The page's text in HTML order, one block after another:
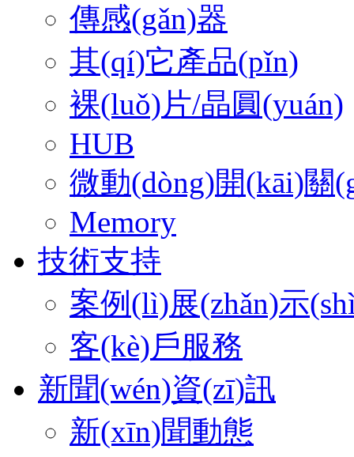
傳感(gǎn)器
其(qí)它產品(pǐn)
裸(luǒ)片/晶圓(yuán)
HUB
微動(dòng)開(kāi)關
Memory
技術支持
案例(lì)展(zhǎn)示
客(kè)戶服務
新聞(wén)資(zī)訊
新(xīn)聞動態